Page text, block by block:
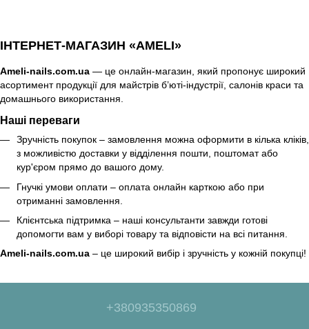
ІНТЕРНЕТ-МАГАЗИН «AMELI»
Ameli-nails.com.ua — це онлайн-магазин, який пропонує широкий
асортимент продукції для майстрів б’юті-індустрії, салонів краси та
домашнього використання.
Наші переваги
Зручність покупок – замовлення можна оформити в кілька кліків,
з можливістю доставки у відділення пошти, поштомат або
кур'єром прямо до вашого дому.
Гнучкі умови оплати – оплата онлайн карткою або при
отриманні замовлення.
Клієнтська підтримка – наші консультанти завжди готові
допомогти вам у виборі товару та відповісти на всі питання.
Ameli-nails.com.ua – це широкий вибір і зручність у кожній покупці!
+380935350869